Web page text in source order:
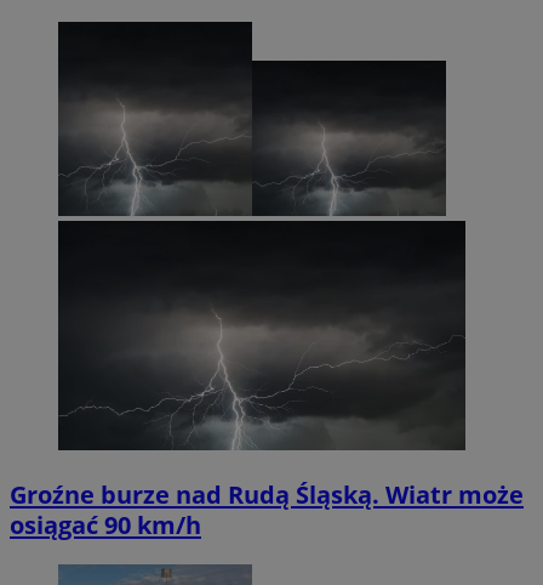
Groźne burze nad Rudą Śląską. Wiatr może
osiągać 90 km/h